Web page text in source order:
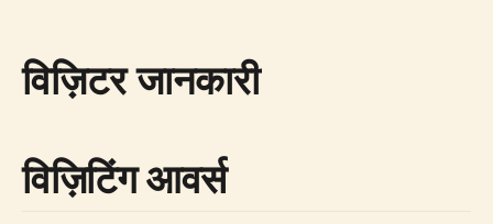
विज़िटर जानकारी
विज़िटिंग आवर्स